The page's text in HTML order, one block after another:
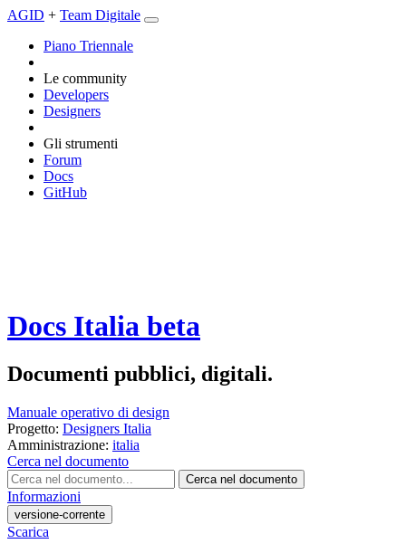
AGID + Team Digitale
Piano Triennale
Le community
Developers
Designers
Gli strumenti
Forum
Docs
GitHub
Docs Italia beta
Documenti pubblici, digitali.
Manuale operativo di design
Progetto: Designers Italia
Amministrazione: italia
Cerca nel documento
Cerca nel documento
Informazioni
versione-corrente
Scarica